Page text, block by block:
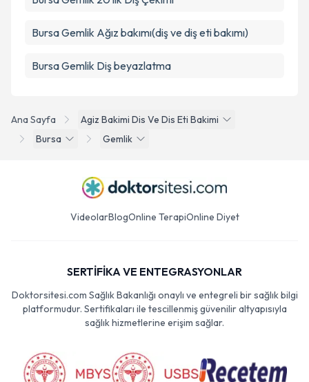
Ana Sayfa
Agiz Bakimi Dis Ve Dis Eti Bakimi
Bursa
Gemlik
Bursa Gemlik Ağız bakımı(diş ve diş eti bakımı)
Bursa Gemlik Diş beyazlatma
VideolarBlogOnline TerapiOnline Diyet
SERTİFİKA VE ENTEGRASYONLAR
Doktorsitesi.com Sağlık Bakanlığı onaylı ve entegreli bir sağlık bilgi
platformudur. Sertifikaları ile tescillenmiş güvenilir altyapısıyla
sağlık hizmetlerine erişim sağlar.